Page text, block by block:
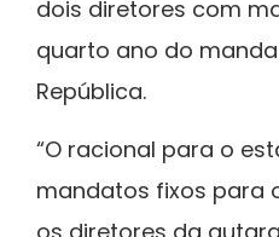
dois diretores com
quarto ano do
República.
“O racional para o
mandatos fixos para